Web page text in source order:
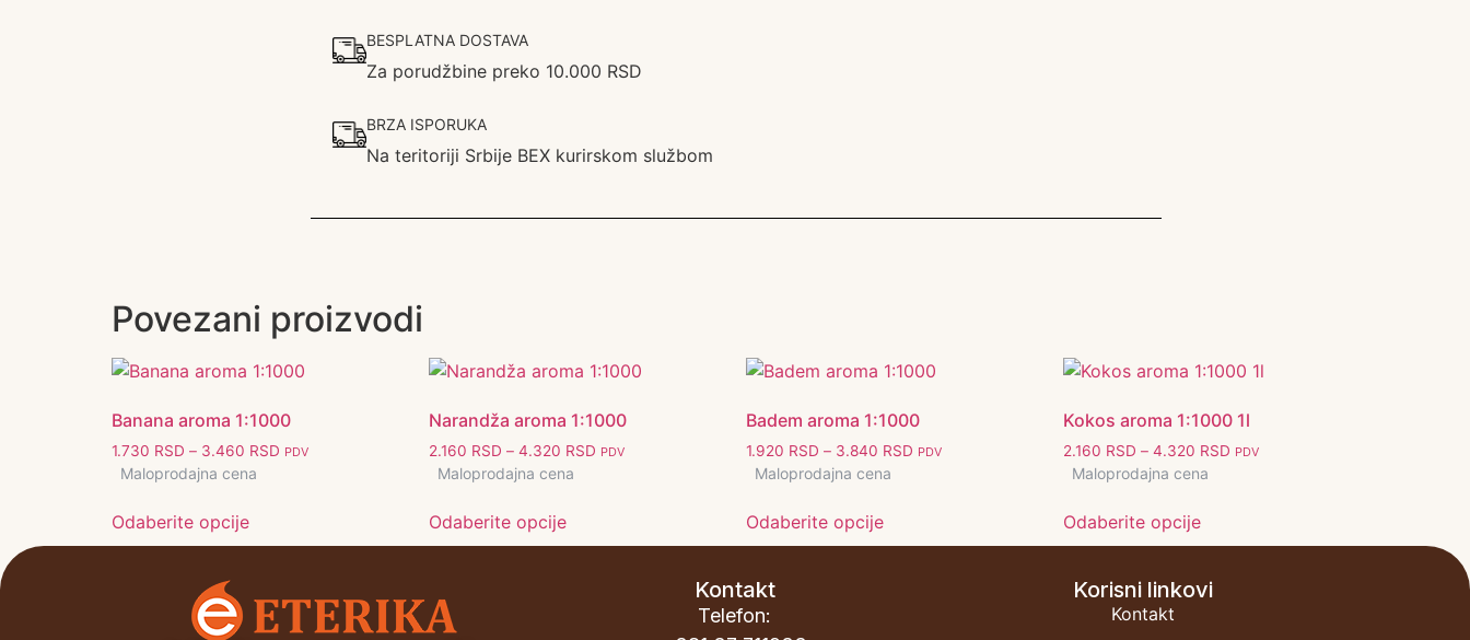
BESPLATNA DOSTAVA
Za porudžbine preko 10.000 RSD
BRZA ISPORUKA
Na teritoriji Srbije BEX kurirskom službom
Povezani proizvodi
Banana aroma 1:1000
1.730 RSD – 3.460 RSD PDV
Maloprodajna cena
Odaberite opcije
Narandža aroma 1:1000
2.160 RSD – 4.320 RSD PDV
Maloprodajna cena
Odaberite opcije
Badem aroma 1:1000
1.920 RSD – 3.840 RSD PDV
Maloprodajna cena
Odaberite opcije
Kokos aroma 1:1000 1l
2.160 RSD – 4.320 RSD PDV
Maloprodajna cena
Odaberite opcije
Kontakt
Telefon:
Korisni linkovi
Kontakt